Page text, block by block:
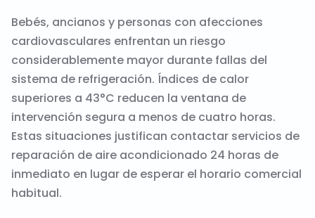
Bebés, ancianos y personas con afecciones
cardiovasculares enfrentan un riesgo
considerablemente mayor durante fallas del
sistema de refrigeración. Índices de calor
superiores a 43°C reducen la ventana de
intervención segura a menos de cuatro horas.
Estas situaciones justifican contactar servicios de
reparación de aire acondicionado 24 horas de
inmediato en lugar de esperar el horario comercial
habitual.